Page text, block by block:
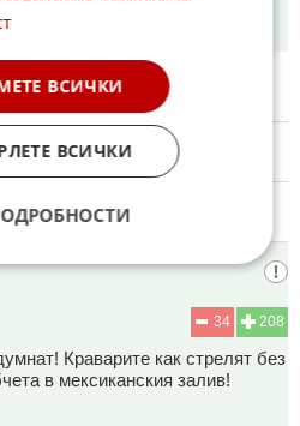
от модератор.
от модератор.
208
34
Краварите как стрелят без
в мексиканския залив!
ВСИЧКИ
ВСИЧКИ